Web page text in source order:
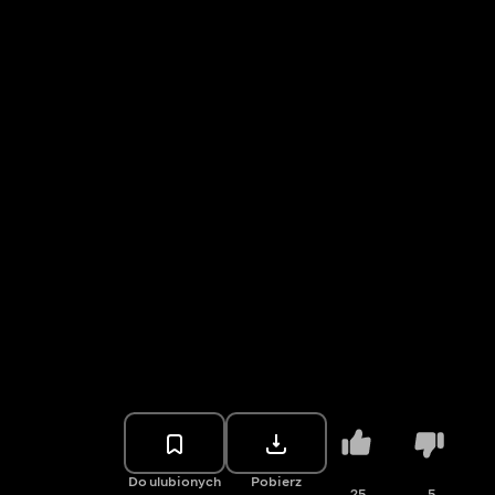
Do ulubionych Pobierz